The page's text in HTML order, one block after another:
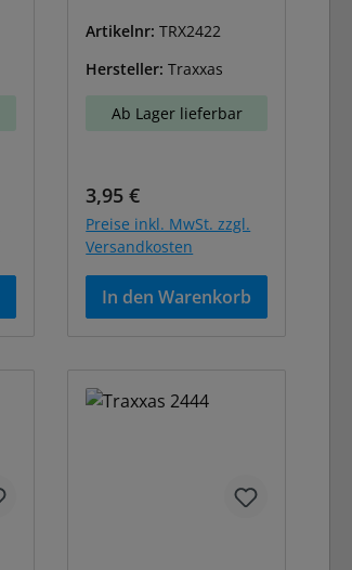
Artikelnr:TRX2422
Hersteller:Traxxas
Ab Lager lieferbar
Regulärer Preis:
3,95 €
Preise inkl. MwSt. zzgl.
Versandkosten
In den Warenkorb